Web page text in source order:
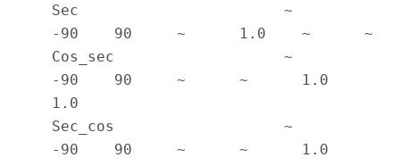
Sec                       ~
-90    90     ~      1.0    ~      ~
Cos_sec                   ~
-90    90     ~      ~      1.0
1.0
Sec_cos                   ~
-90    90     ~      ~      1.0